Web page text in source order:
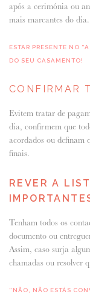
após a cerimónia ou
mais marcantes do dia.
ESTAR PRESENTE NO
DO SEU CASAMENTO!
CONFIRMAR
Evitem tratar de
dia, confirmem que
acordados ou definam
finais.
REVER A
Tenham todos os
documento ou
Assim, caso surja
chamadas ou resolver
“NÃO, NÃO ESTÁS